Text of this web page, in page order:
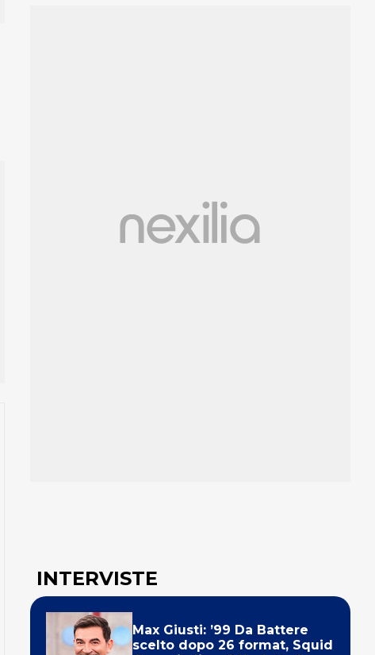
INTERVISTE
Max Giusti: ’99 Da Battere
scelto dopo 26 format, Squid